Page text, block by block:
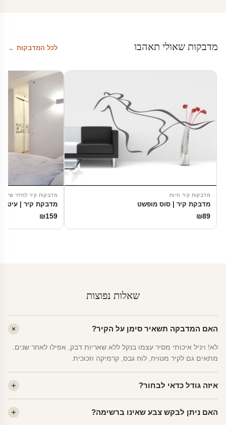
מדבקות שאולי תאהבו לכל המדבקות ←
מדבקות קיר חיות
מדבקת קיר | סוס מופשט
₪89
מדבקות קיר לחדר שינה
מדבקת קיר |
₪159
שאלות נפוצות
האם המדבקה תשאיר סימן על הקיר?
לא! ויניל איכותי מסיר עצמו בנקל ללא שאריות דבק, אפילו לאחר שנים.
מתאים גם לקיר מטויח, לוח גבס, קרמיקה וזכוכית.
איזה גודל כדאי לבחור?
שינה של מבוגרים — L. לפינה קטנה — S.
האם ניתן לבקש צבע שאינו ברשימה?